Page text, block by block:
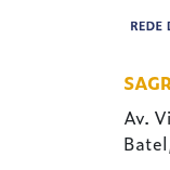
Av.